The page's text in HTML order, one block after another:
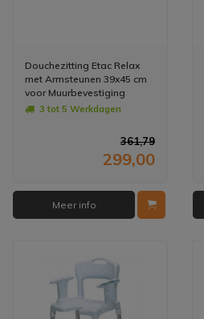
Douchezitting Etac Relax
met Armsteunen 39x45 cm
voor Muurbevestiging
Kunststof Grijs
3 tot 5 Werkdagen
361,79
299,00
Meer info